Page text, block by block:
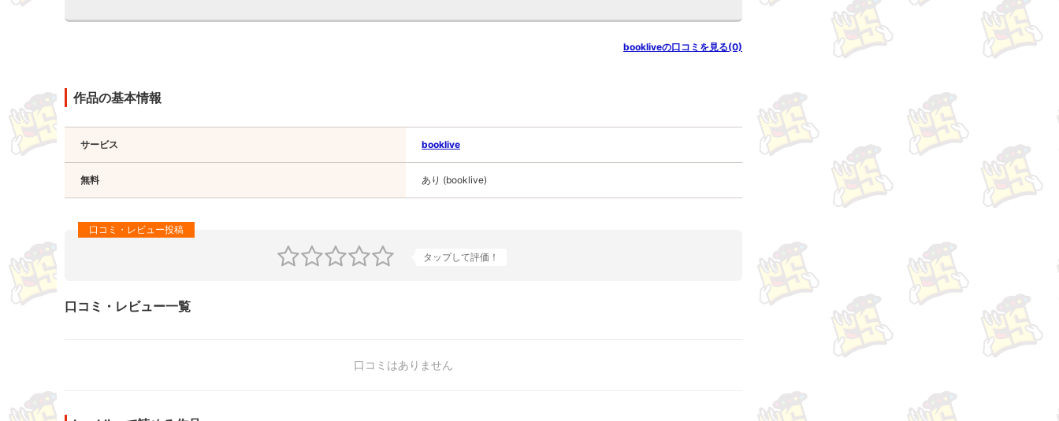
bookliveの口コミを見る(0)
作品の基本情報
サービス booklive
無料 あり (booklive)
タップして評価！
口コミ・レビュー一覧
口コミはありません